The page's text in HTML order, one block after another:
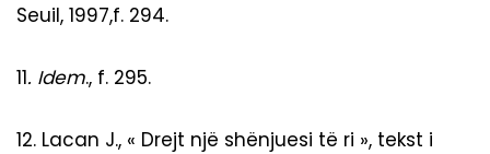
Seuil, 1997,f. 294.
11. Idem., f. 295.
12. Lacan J., « Drejt një shënjuesi të ri », tekst i